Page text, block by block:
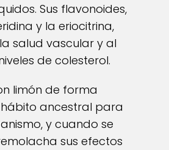
Sus flavonoides,
y la eriocitrina,
salud vascular y al
de colesterol.
limón de forma
ancestral para
y cuando se
sus efectos